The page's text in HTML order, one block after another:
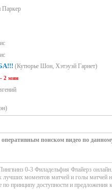
Паркер
(Кутюрье Шон, Хэтэуэй Гарнет)
2 мин
(Конечны Трэвис, Дворак Кристиан)
штраф
- 2 мин
Эрик
поиском видео по
0-3 Филадельфия Флайерз
моментов матчей и голы матчей
принципу доступности и предложения